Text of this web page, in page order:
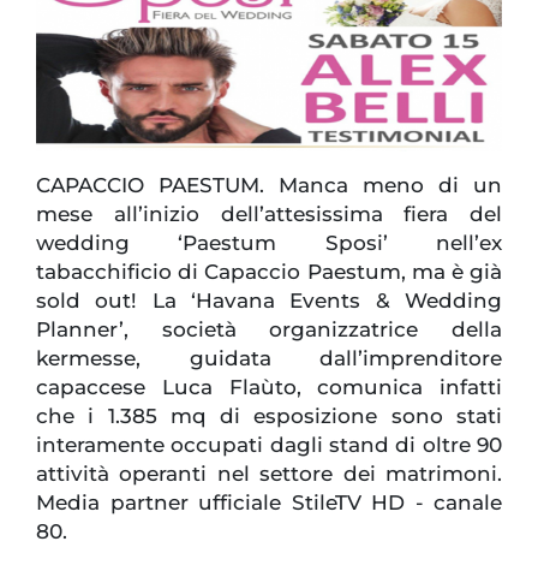
CAPACCIO PAESTUM. Manca meno di un
mese all’inizio dell’attesissima fiera del
wedding ‘Paestum Sposi’ nell’ex
tabacchificio di Capaccio Paestum, ma è già
sold out! La ‘Havana Events & Wedding
Planner’, società organizzatrice della
kermesse, guidata dall’imprenditore
capaccese Luca Flaùto, comunica infatti
che i 1.385 mq di esposizione sono stati
interamente occupati dagli stand di oltre 90
attività operanti nel settore dei matrimoni.
Media partner ufficiale StileTV HD - canale
80.